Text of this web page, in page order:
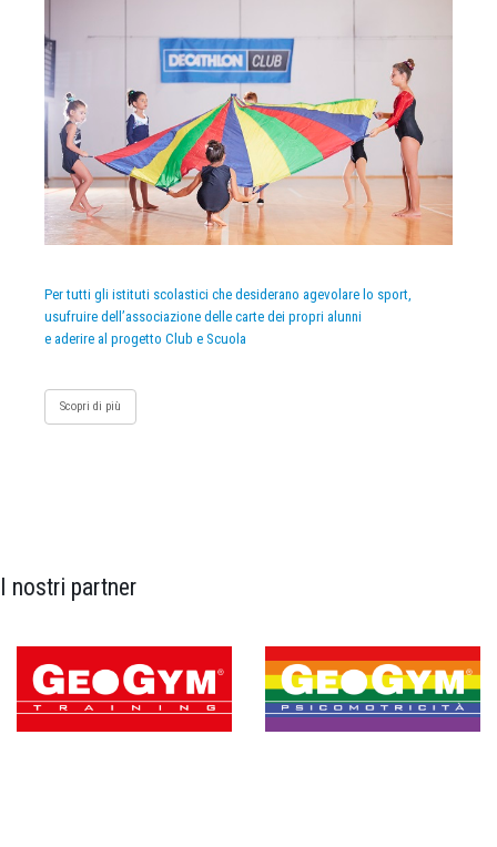
Per tutti gli istituti scolastici che desiderano agevolare lo sport,
usufruire dell’associazione delle carte dei propri alunni
e aderire al progetto Club e Scuola
Scopri di più
I nostri partner